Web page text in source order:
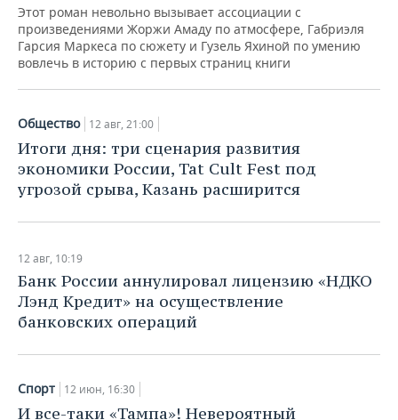
Этот роман невольно вызывает ассоциации с
произведениями Жоржи Амаду по атмосфере, Габриэля
Гарсия Маркеса по сюжету и Гузель Яхиной по умению
вовлечь в историю с первых страниц книги
Общество 12 авг, 21:00
Итоги дня: три сценария развития
экономики России, Tat Cult Fest под
угрозой срыва, Казань расширится
12 авг, 10:19
Банк России аннулировал лицензию «НДКО
Лэнд Кредит» на осуществление
банковских операций
Спорт 12 июн, 16:30
И все-таки «Тампа»! Невероятный